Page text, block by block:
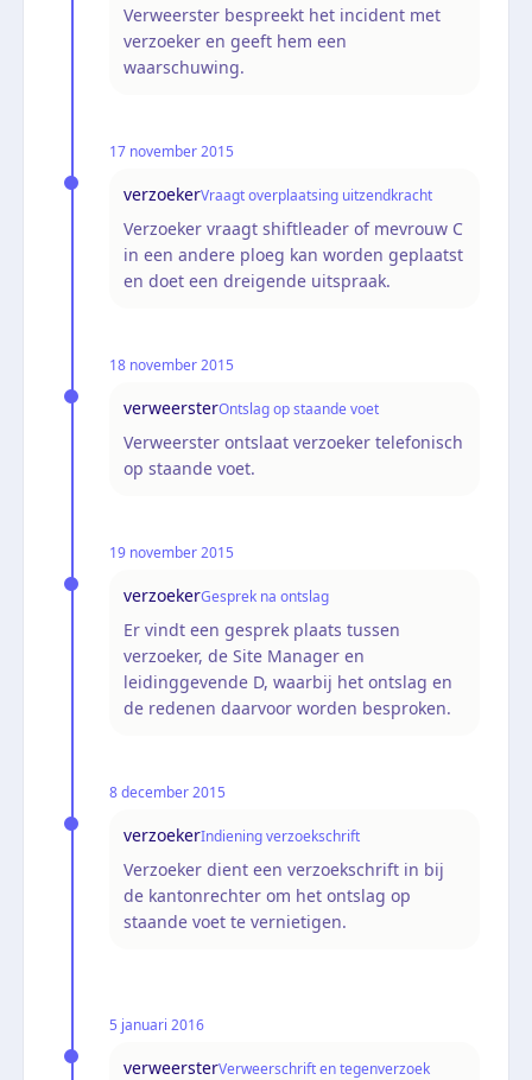
Verweerster bespreekt het incident met
verzoeker en geeft hem een
waarschuwing.
17 november 2015
verzoekerVraagt overplaatsing uitzendkracht
Verzoeker vraagt shiftleader of mevrouw C
in een andere ploeg kan worden geplaatst
en doet een dreigende uitspraak.
18 november 2015
verweersterOntslag op staande voet
Verweerster ontslaat verzoeker telefonisch
op staande voet.
19 november 2015
verzoekerGesprek na ontslag
Er vindt een gesprek plaats tussen
verzoeker, de Site Manager en
leidinggevende D, waarbij het ontslag en
de redenen daarvoor worden besproken.
8 december 2015
verzoekerIndiening verzoekschrift
Verzoeker dient een verzoekschrift in bij
de kantonrechter om het ontslag op
staande voet te vernietigen.
5 januari 2016
verweersterVerweerschrift en tegenverzoek